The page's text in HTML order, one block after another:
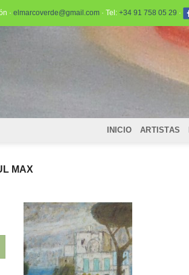
· elmarcoverde@gmail.com · Tel: +34 91 758 05 29 ·
INICIO ARTISTAS
MAX